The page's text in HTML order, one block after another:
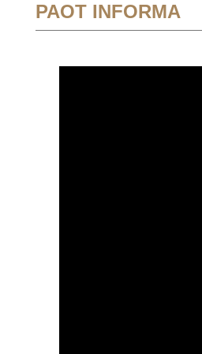
PAOT INFORMA